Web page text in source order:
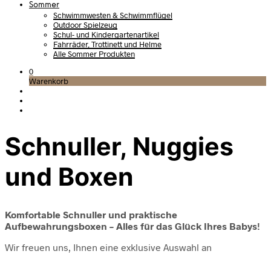
Sommer
Schwimmwesten & Schwimmflügel
Outdoor Spielzeug
Schul- und Kindergartenartikel
Fahrräder, Trottinett und Helme
Alle Sommer Produkten
0
Warenkorb
Schnuller, Nuggies
und Boxen
Komfortable Schnuller und praktische
Aufbewahrungsboxen – Alles für das Glück Ihres Babys!
Wir freuen uns, Ihnen eine exklusive Auswahl an